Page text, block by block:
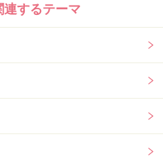
ッズをチェック！
連するテーマ